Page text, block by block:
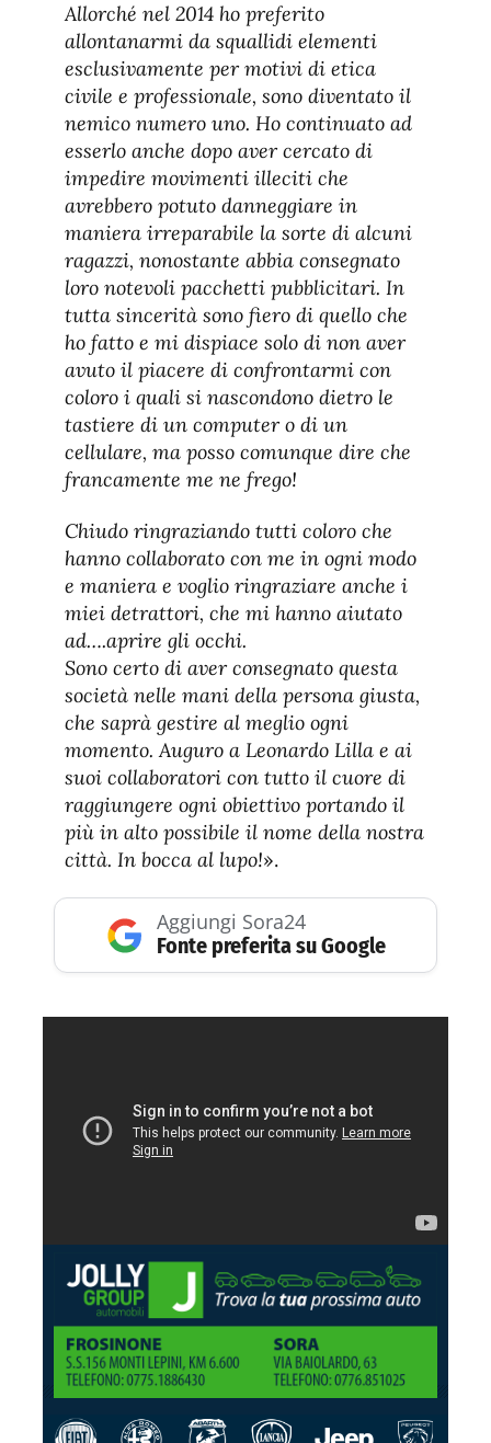
Allorché nel 2014 ho preferito
allontanarmi da squallidi elementi
esclusivamente per motivi di etica
civile e professionale, sono diventato il
nemico numero uno. Ho continuato ad
esserlo anche dopo aver cercato di
impedire movimenti illeciti che
avrebbero potuto danneggiare in
maniera irreparabile la sorte di alcuni
ragazzi, nonostante abbia consegnato
loro notevoli pacchetti pubblicitari. In
tutta sincerità sono fiero di quello che
ho fatto e mi dispiace solo di non aver
avuto il piacere di confrontarmi con
coloro i quali si nascondono dietro le
tastiere di un computer o di un
cellulare, ma posso comunque dire che
francamente me ne frego!
Chiudo ringraziando tutti coloro che
hanno collaborato con me in ogni modo
e maniera e voglio ringraziare anche i
miei detrattori, che mi hanno aiutato
ad….aprire gli occhi.
Sono certo di aver consegnato questa
società nelle mani della persona giusta,
che saprà gestire al meglio ogni
momento. Auguro a Leonardo Lilla e ai
suoi collaboratori con tutto il cuore di
raggiungere ogni obiettivo portando il
più in alto possibile il nome della nostra
città. In bocca al lupo!».
Aggiungi Sora24
Fonte preferita su Google